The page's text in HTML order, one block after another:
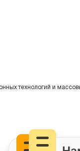
технологий и